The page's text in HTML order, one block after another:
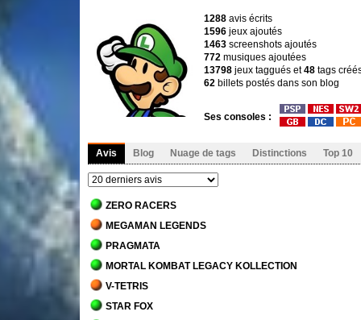
1288 avis écrits
1596 jeux ajoutés
1463 screenshots ajoutés
772 musiques ajoutées
13798 jeux taggués et48 tags
62 billets postés dans son blog
Ses consoles :
Avis Blog Nuage de tags Distinctions Top 10
ZERO RACERS
MEGAMAN LEGENDS
PRAGMATA
MORTAL KOMBAT LEGACY KOLLECTION
V-TETRIS
STAR FOX